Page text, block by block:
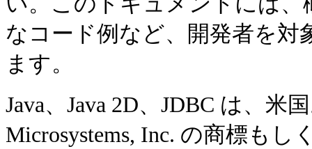
なコード例など、開発者を
ます。
Java、Java 2D、JDBC は、
Microsystems, Inc. の商標もし